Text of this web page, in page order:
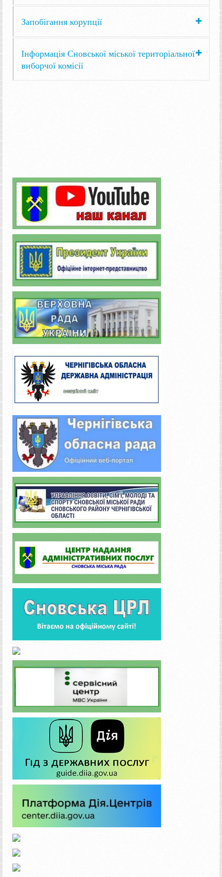
Запобігання корупції
Інформація Сновської міської територіальної
виборчої комісії